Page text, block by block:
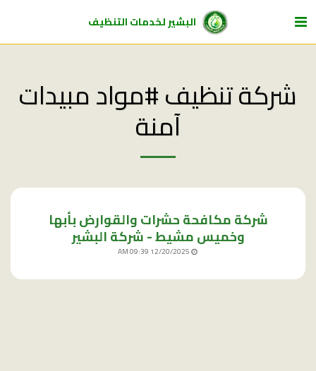
البشير لخدمات التنظيف
شركة تنظيف #مواد مبيدات
آمنة
شركة مكافحة حشرات والقوارض بأبها
وخميس مشيط - شركة البشير